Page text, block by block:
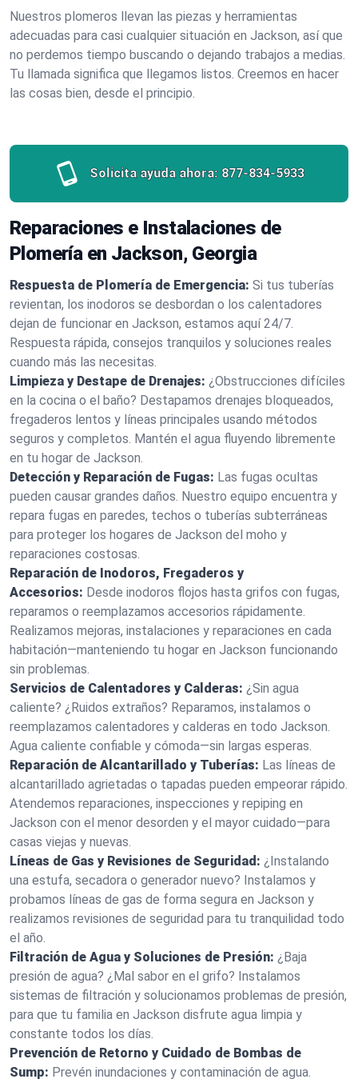
Nuestros plomeros llevan las piezas y herramientas
adecuadas para casi cualquier situación en Jackson, así que
no perdemos tiempo buscando o dejando trabajos a medias.
Tu llamada significa que llegamos listos. Creemos en hacer
las cosas bien, desde el principio.
Solicita ayuda ahora: 877-834-5933
Reparaciones e Instalaciones de
Plomería en Jackson, Georgia
Respuesta de Plomería de Emergencia: Si tus tuberías
revientan, los inodoros se desbordan o los calentadores
dejan de funcionar en Jackson, estamos aquí 24/7.
Respuesta rápida, consejos tranquilos y soluciones reales
cuando más las necesitas.
Limpieza y Destape de Drenajes: ¿Obstrucciones difíciles
en la cocina o el baño? Destapamos drenajes bloqueados,
fregaderos lentos y líneas principales usando métodos
seguros y completos. Mantén el agua fluyendo libremente
en tu hogar de Jackson.
Detección y Reparación de Fugas: Las fugas ocultas
pueden causar grandes daños. Nuestro equipo encuentra y
repara fugas en paredes, techos o tuberías subterráneas
para proteger los hogares de Jackson del moho y
reparaciones costosas.
Reparación de Inodoros, Fregaderos y
Accesorios: Desde inodoros flojos hasta grifos con fugas,
reparamos o reemplazamos accesorios rápidamente.
Realizamos mejoras, instalaciones y reparaciones en cada
habitación—manteniendo tu hogar en Jackson funcionando
sin problemas.
Servicios de Calentadores y Calderas: ¿Sin agua
caliente? ¿Ruidos extraños? Reparamos, instalamos o
reemplazamos calentadores y calderas en todo Jackson.
Agua caliente confiable y cómoda—sin largas esperas.
Reparación de Alcantarillado y Tuberías: Las líneas de
alcantarillado agrietadas o tapadas pueden empeorar rápido.
Atendemos reparaciones, inspecciones y repiping en
Jackson con el menor desorden y el mayor cuidado—para
casas viejas y nuevas.
Líneas de Gas y Revisiones de Seguridad: ¿Instalando
una estufa, secadora o generador nuevo? Instalamos y
probamos líneas de gas de forma segura en Jackson y
realizamos revisiones de seguridad para tu tranquilidad todo
el año.
Filtración de Agua y Soluciones de Presión: ¿Baja
presión de agua? ¿Mal sabor en el grifo? Instalamos
sistemas de filtración y solucionamos problemas de presión,
para que tu familia en Jackson disfrute agua limpia y
constante todos los días.
Prevención de Retorno y Cuidado de Bombas de
Sump: Prevén inundaciones y contaminación de agua.